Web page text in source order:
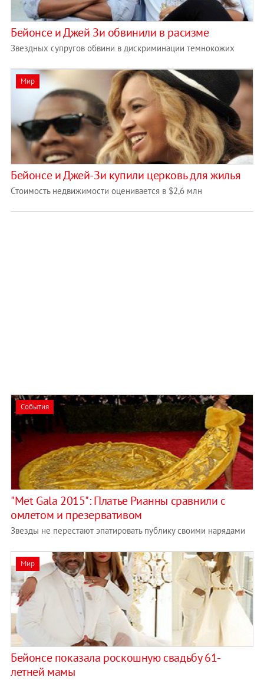
Бейонсе и Джей Зи обвинили в расизме
Звездных супругов обвини в дискриминации темнокожих
Мир
Бейонсе и Джей-Зи купили церковь для жилья
Стоимость недвижимости оценивается в $2,6 млн
События
"Met Gala 2015": Платье Рианны сравнили с
омлетом и презервативом
Звезды не перестают эпатировать публику своими нарядами
Мир
Бейонсе показала роскошную свадьбу 61-
летней мамы